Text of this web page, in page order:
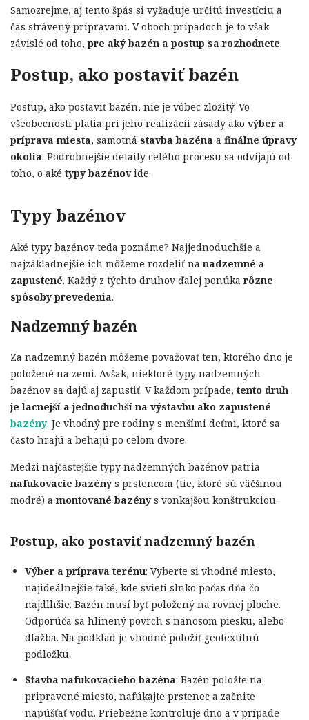
Samozrejme, aj tento špás si vyžaduje určitú investíciu a
čas strávený prípravami. V oboch prípadoch je to však
závislé od toho, pre aký bazén a postup sa rozhodnete.
Postup, ako postaviť bazén
Postup, ako postaviť bazén, nie je vôbec zložitý. Vo
všeobecnosti platia pri jeho realizácii zásady ako výber a
príprava miesta, samotná stavba bazéna a finálne úpravy
okolia. Podrobnejšie detaily celého procesu sa odvíjajú od
toho, o aké typy bazénovide.
Typy bazénov
Aké typy bazénov teda poznáme? Najjednoduchšie a
najzákladnejšie ich môžeme rozdeliť nanadzemné a
zapustené. Každý z týchto druhov ďalej ponúka rôzne
spôsoby prevedenia.
Nadzemný bazén
Za nadzemný bazén môžeme považovať ten, ktorého dno je
položené na zemi. Avšak, niektoré typy nadzemných
bazénov sa dajú aj zapustiť. V každom prípade, tento druh
je lacnejší a jednoduchší na výstavbu ako zapustené
bazény. Je vhodný pre rodiny s menšími deťmi, ktoré sa
často hrajú a behajú po celom dvore.
Medzi najčastejšie typy nadzemných bazénov patria
nafukovacie bazény s prstencom (tie, ktoré sú väčšinou
modré) amontované bazény s vonkajšou konštrukciou.
Postup, ako postaviť nadzemný bazén
Výber a príprava terénu: Vyberte si vhodné miesto,
najideálnejšie také, kde svieti slnko počas dňa čo
najdlhšie. Bazén musí byť položený na rovnej ploche.
Odporúča sa hlinený povrch s nánosom piesku, alebo
dlažba. Na podklad je vhodné položiť geotextilnú
podložku.
Stavba nafukovacieho bazéna: Bazén položte na
pripravené miesto, nafúkajte prstenec a začnite
napúšťať vodu. Priebežne kontroluje dno a v prípade